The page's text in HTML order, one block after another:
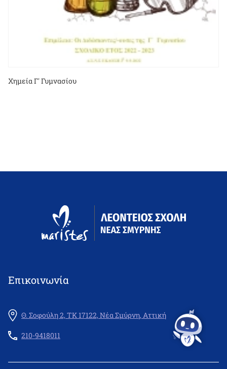
Χημεία Γ' Γυμνασίου
Επικοινωνία
Θ. Σοφούλη 2, ΤΚ 17122, Νέα Σμύρνη, Αττική
210-9418011